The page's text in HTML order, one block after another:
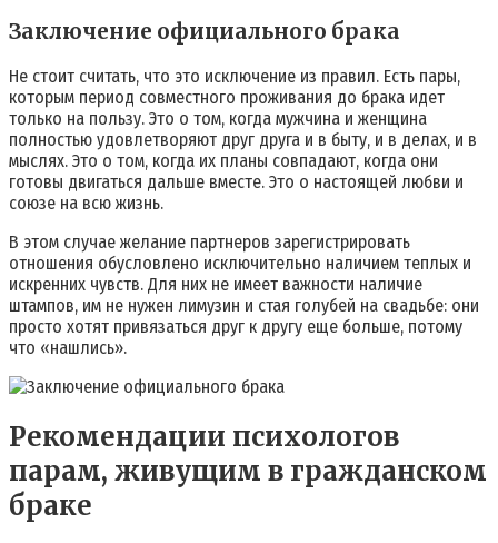
Заключение официального брака
Не стоит считать, что это исключение из правил. Есть пары,
которым период совместного проживания до брака идет
только на пользу. Это о том, когда мужчина и женщина
полностью удовлетворяют друг друга и в быту, и в делах, и в
мыслях. Это о том, когда их планы совпадают, когда они
готовы двигаться дальше вместе. Это о настоящей любви и
союзе на всю жизнь.
В этом случае желание партнеров зарегистрировать
отношения обусловлено исключительно наличием теплых и
искренних чувств. Для них не имеет важности наличие
штампов, им не нужен лимузин и стая голубей на свадьбе: они
просто хотят привязаться друг к другу еще больше, потому
что «нашлись».
Рекомендации психологов
парам, живущим в гражданском
браке